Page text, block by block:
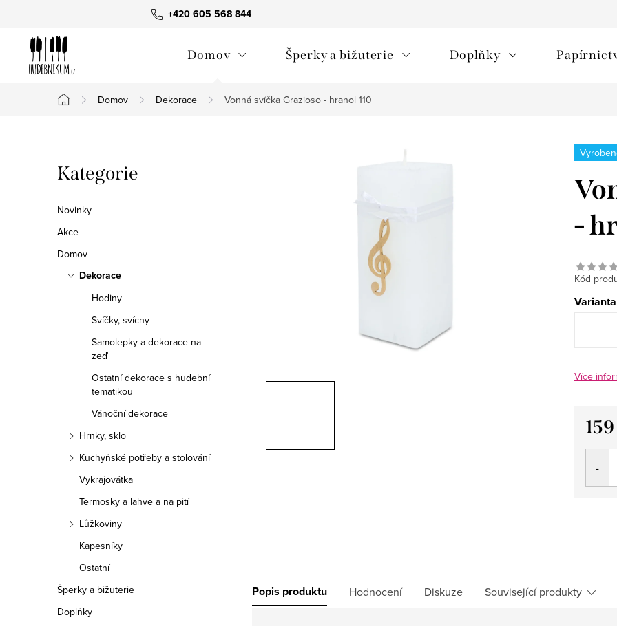
+420 605 568 844
Domov Šperky a bižuterie Doplňky
Domů
Domov Dekorace Vonná svíčka Grazioso - hranol 110
o
s
t
r
n
Přeskočit
kategorie
Kategorie
Novinky
Akce
Domov
Dekorace
Hodiny
Svíčky, svícny
Samolepky a dekorace na
zeď
Ostatní dekorace s hudební
tematikou
Vánoční dekorace
Hrnky, sklo
Kuchyňské potřeby a stolování
Vykrajovátka
Termosky a lahve a na pití
Lůžkoviny
Kapesníky
Ostatní
Šperky a bižuterie
Doplňky
-
Kód
Varianta
Více
Měrná
Popis produktu Hodnocení Diskuze Související produkty